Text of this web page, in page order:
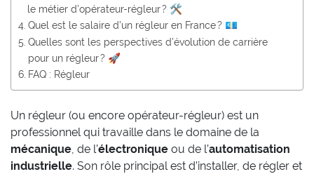
le métier d’opérateur-régleur ? 🛠️
Quel est le salaire d’un régleur en France ? 💶
Quelles sont les perspectives d’évolution de carrière
pour un régleur ? 🚀
FAQ : Régleur
Un régleur (ou encore opérateur-régleur) est un
professionnel qui travaille dans le domaine de la
mécanique, de l’électronique ou de l’automatisation
industrielle. Son rôle principal est d’installer, de régler et